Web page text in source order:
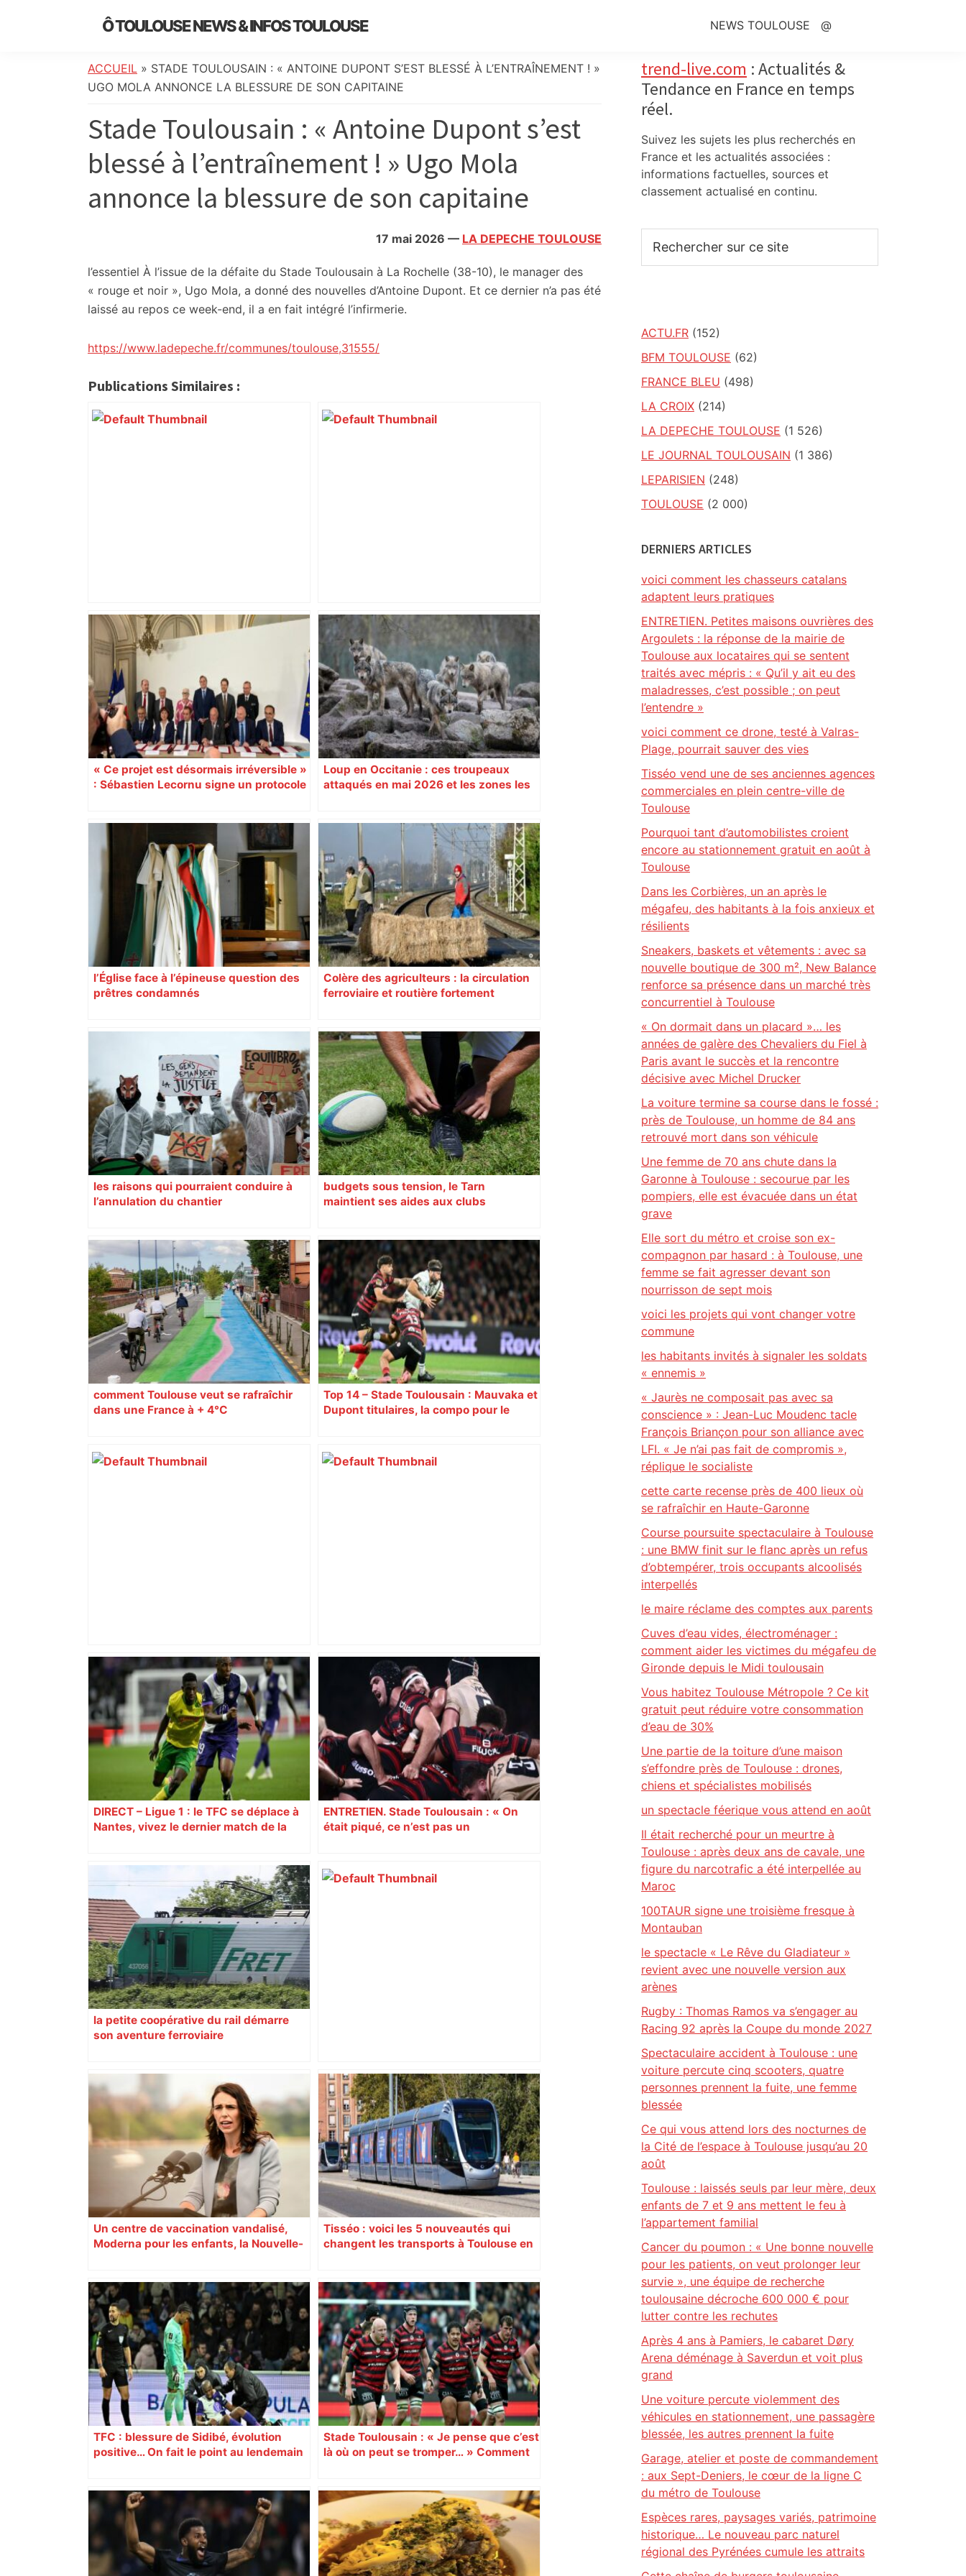
Ô TOULOUSE NEWS & INFOS TOULOUSE
de
l’actualité
info
locale,
société,
culture,
politique,
divers
et
initiatives
NEWS TOULOUSE @
ACCUEIL » STADE TOULOUSAIN : « ANTOINE DUPONT S’EST BLESSÉ À L’ENTRAÎNEMENT ! »
UGO MOLA ANNONCE LA BLESSURE DE SON CAPITAINE
Stade Toulousain : « Antoine Dupont s’est
blessé à l’entraînement ! » Ugo Mola
annonce la blessure de son capitaine
17 mai 2026 — LA DEPECHE TOULOUSE
l’essentiel À l’issue de la défaite du Stade Toulousain à La Rochelle (38-10), le manager des
« rouge et noir », Ugo Mola, a donné des nouvelles d’Antoine Dupont. Et ce dernier n’a pas été
laissé au repos ce week-end, il a en fait intégré l’infirmerie.
https://www.ladepeche.fr/communes/toulouse,31555/
Publications Similaires :
Toulouse. Un incendie se déclare dans
un bâtiment désaffecté : une
cinquantaine de migrants évacuée –
Actu.fr
DIRECT. Toulouse – Montpellier : suivez
le match – Linternaute.com
« Ce projet est désormais irréversible »
: Sébastien Lecornu signe un protocole
Loup en Occitanie : ces troupeaux
attaqués en mai 2026 et les zones les
l’Église face à l’épineuse question des
prêtres condamnés
Colère des agriculteurs : la circulation
ferroviaire et routière fortement
les raisons qui pourraient conduire à
l’annulation du chantier
budgets sous tension, le Tarn
maintient ses aides aux clubs
comment Toulouse veut se rafraîchir
dans une France à + 4°C
Top 14 – Stade Toulousain : Mauvaka et
Dupont titulaires, la compo pour le
Histoire. Le commerce dans
l'hypercentre de Toulouse, du Moyen-
Âge à la Révolution – Actu.fr
Top 14 : à quelle heure et sur quelle
chaîne regarder le match Toulouse –
Montpellier ? – Le Parisien
DIRECT – Ligue 1 : le TFC se déplace à
Nantes, vivez le dernier match de la
ENTRETIEN. Stade Toulousain : « On
était piqué, ce n’est pas un
la petite coopérative du rail démarre
son aventure ferroviaire
Toulouse. Spaceflight Institute formera
les futurs astronautes – ToulÉco
Un centre de vaccination vandalisé,
Moderna pour les enfants, la Nouvelle-
Tisséo : voici les 5 nouveautés qui
changent les transports à Toulouse en
TFC : blessure de Sidibé, évolution
positive… On fait le point au lendemain
Stade Toulousain : « Je pense que c’est
là où on peut se tromper… » Comment
l’approche de la fin du Top 14 ?
Primary
Sidebar
trend-live.com : Actualités &
Tendance en France en temps
réel.
Suivez les sujets les plus recherchés en
France et les actualités associées :
informations factuelles, sources et
classement actualisé en continu.
sur
ACTU.FR (152)
BFM TOULOUSE (62)
FRANCE BLEU (498)
LA CROIX (214)
LA DEPECHE TOULOUSE (1 526)
LE JOURNAL TOULOUSAIN (1 386)
LEPARISIEN (248)
TOULOUSE (2 000)
DERNIERS ARTICLES
voici comment les chasseurs catalans
adaptent leurs pratiques
ENTRETIEN. Petites maisons ouvrières des
Argoulets : la réponse de la mairie de
Toulouse aux locataires qui se sentent
traités avec mépris : « Qu’il y ait eu des
maladresses, c’est possible ; on peut
l’entendre »
voici comment ce drone, testé à Valras-
Plage, pourrait sauver des vies
Tisséo vend une de ses anciennes agences
commerciales en plein centre-ville de
Toulouse
Pourquoi tant d’automobilistes croient
encore au stationnement gratuit en août à
Toulouse
Dans les Corbières, un an après le
mégafeu, des habitants à la fois anxieux et
résilients
Sneakers, baskets et vêtements : avec sa
nouvelle boutique de 300 m², New Balance
renforce sa présence dans un marché très
concurrentiel à Toulouse
« On dormait dans un placard »… les
années de galère des Chevaliers du Fiel à
Paris avant le succès et la rencontre
décisive avec Michel Drucker
La voiture termine sa course dans le fossé :
près de Toulouse, un homme de 84 ans
retrouvé mort dans son véhicule
Une femme de 70 ans chute dans la
Garonne à Toulouse : secourue par les
pompiers, elle est évacuée dans un état
grave
Elle sort du métro et croise son ex-
compagnon par hasard : à Toulouse, une
femme se fait agresser devant son
nourrisson de sept mois
voici les projets qui vont changer votre
commune
les habitants invités à signaler les soldats
« ennemis »
« Jaurès ne composait pas avec sa
conscience » : Jean-Luc Moudenc tacle
François Briançon pour son alliance avec
LFI. « Je n’ai pas fait de compromis »,
réplique le socialiste
cette carte recense près de 400 lieux où
se rafraîchir en Haute-Garonne
Course poursuite spectaculaire à Toulouse
: une BMW finit sur le flanc après un refus
d’obtempérer, trois occupants alcoolisés
interpellés
le maire réclame des comptes aux parents
Cuves d’eau vides, électroménager :
comment aider les victimes du mégafeu de
Gironde depuis le Midi toulousain
Vous habitez Toulouse Métropole ? Ce kit
gratuit peut réduire votre consommation
d’eau de 30%
Une partie de la toiture d’une maison
s’effondre près de Toulouse : drones,
chiens et spécialistes mobilisés
un spectacle féerique vous attend en août
Il était recherché pour un meurtre à
Toulouse : après deux ans de cavale, une
figure du narcotrafic a été interpellée au
Maroc
100TAUR signe une troisième fresque à
Montauban
le spectacle « Le Rêve du Gladiateur »
revient avec une nouvelle version aux
arènes
Rugby : Thomas Ramos va s’engager au
Racing 92 après la Coupe du monde 2027
Spectaculaire accident à Toulouse : une
voiture percute cinq scooters, quatre
personnes prennent la fuite, une femme
blessée
Ce qui vous attend lors des nocturnes de
la Cité de l’espace à Toulouse jusqu’au 20
août
Toulouse : laissés seuls par leur mère, deux
enfants de 7 et 9 ans mettent le feu à
l’appartement familial
Cancer du poumon : « Une bonne nouvelle
pour les patients, on veut prolonger leur
survie », une équipe de recherche
toulousaine décroche 600 000 € pour
lutter contre les rechutes
Après 4 ans à Pamiers, le cabaret Døry
Arena déménage à Saverdun et voit plus
grand
Une voiture percute violemment des
véhicules en stationnement, une passagère
blessée, les autres prennent la fuite
Garage, atelier et poste de commandement
: aux Sept-Deniers, le cœur de la ligne C
du métro de Toulouse
Espèces rares, paysages variés, patrimoine
historique… Le nouveau parc naturel
régional des Pyrénées cumule les attraits